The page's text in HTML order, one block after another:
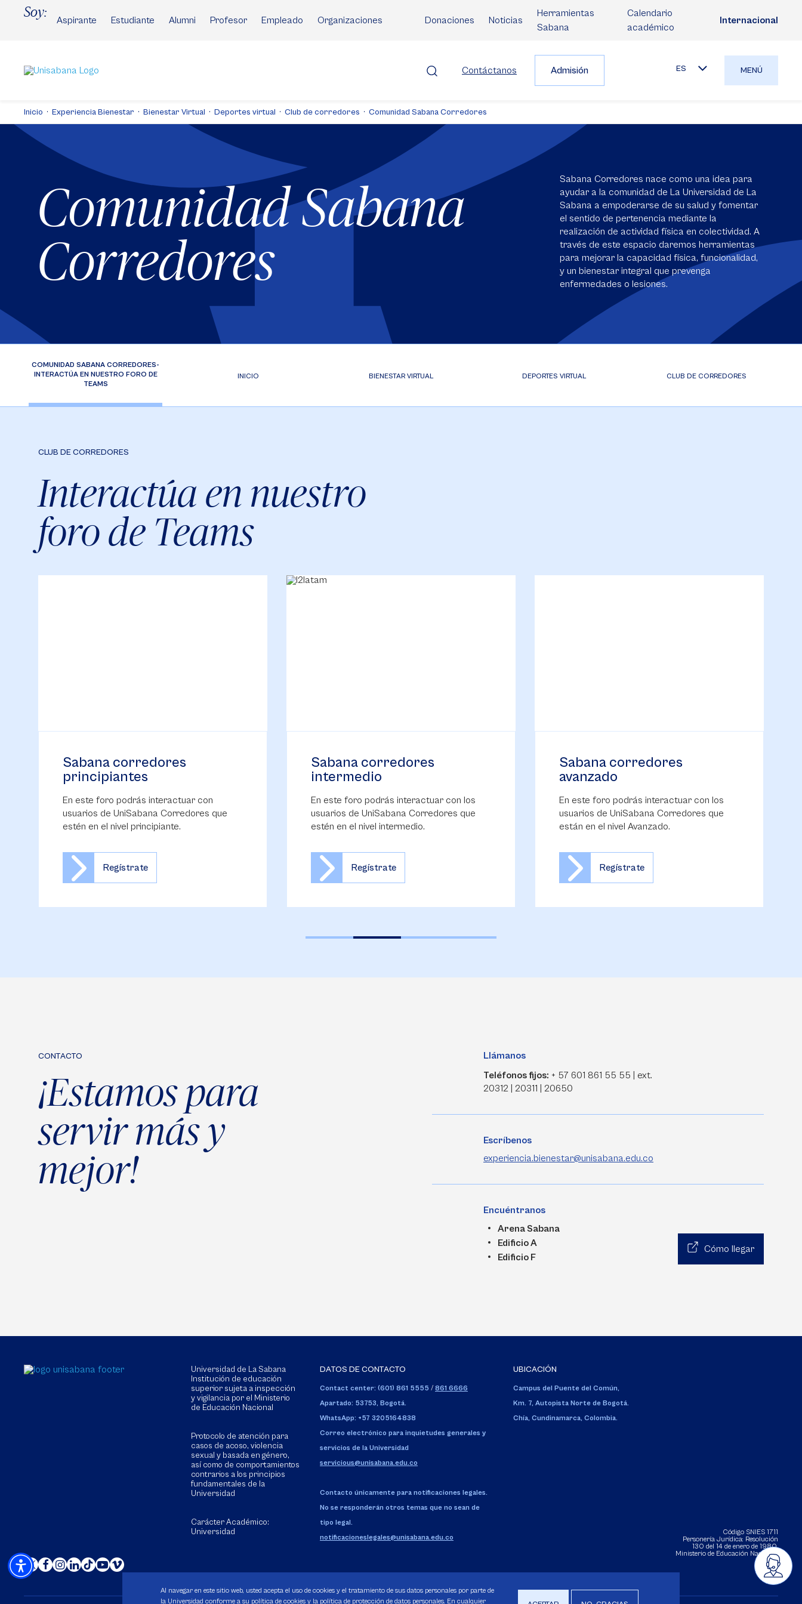
Soy:
Aspirante Estudiante Alumni Profesor Empleado Organizaciones Donaciones Noticias
Herramientas
Sabana
Calendario
académico
Internacional
Contáctanos Admisión ES MENÚ
Inicio Experiencia Bienestar Bienestar Virtual Deportes virtual Club de corredores Comunidad Sabana Corredores
Comunidad Sabana
Corredores
Sabana Corredores nace como una idea para
ayudar a la comunidad de La Universidad de La
Sabana a empoderarse de su salud y fomentar
el sentido de pertenencia mediante la
realización de actividad física en colectividad. A
través de este espacio daremos herramientas
para mejorar la capacidad física, funcionalidad,
y un bienestar integral que prevenga
enfermedades o lesiones.
COMUNIDAD SABANA CORREDORES-
INTERACTÚA EN NUESTRO FORO DE
TEAMS
INICIO BIENESTAR VIRTUAL DEPORTES VIRTUAL CLUB DE CORREDORES
CLUB DE CORREDORES
Interactúa en nuestro
foro de Teams
Sabana corredores
principiantes
En este foro podrás interactuar con
usuarios de UniSabana Corredores que
estén en el nivel principiante.
Regístrate
Sabana corredores
intermedio
En este foro podrás interactuar con los
usuarios de UniSabana Corredores que
estén en el nivel intermedio.
Regístrate
Sabana corredores
avanzado
En este foro podrás interactuar con los
usuarios de UniSabana Corredores que
están en el nivel Avanzado.
Regístrate
CONTACTO
¡Estamos para
servir más y
mejor!
Llámanos
Teléfonos fijos: + 57 601 861 55 55 | ext.
20312 | 20311 | 20650
Escríbenos
experiencia.bienestar@unisabana.edu.co
Encuéntranos
Arena Sabana
Edificio A
Edificio F
Cómo llegar
Universidad de La Sabana
Institución de educación
superior sujeta a inspección
y vigilancia por el Ministerio
de Educación Nacional
Protocolo de atención para
casos de acoso, violencia
sexual y basada en género,
así como de comportamientos
contrarios a los principios
fundamentales de la
Universidad
Carácter Académico:
Universidad
DATOS DE CONTACTO
Contact center: (601) 861 5555 / 861 6666
Apartado: 53753, Bogotá.
WhatsApp: +57 3205164838
Correo electrónico para inquietudes generales y
servicios de la Universidad
servicious@unisabana.edu.co
Contacto únicamente para notificaciones legales.
No se responderán otros temas que no sean de
tipo legal.
notificacioneslegales@unisabana.edu.co
UBICACIÓN
Campus del Puente del Común,
Km. 7, Autopista Norte de Bogotá.
Chía, Cundinamarca, Colombia.
Código SNIES 1711
Personería Jurídica: Resolución
130 del 14 de enero de 1980.
Ministerio de Educación Nacional.
Al navegar en este sitio web, usted acepta el uso de cookies y el tratamiento de sus datos personales por parte de
la Universidad conforme a su política de cookies y la política de protección de datos personales. En cualquier